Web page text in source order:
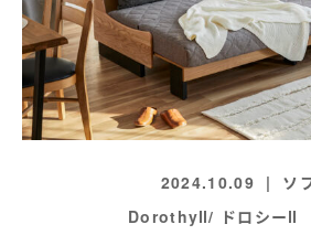
2024.10.09
ソ
DorothyⅡ/ ドロシーⅡ